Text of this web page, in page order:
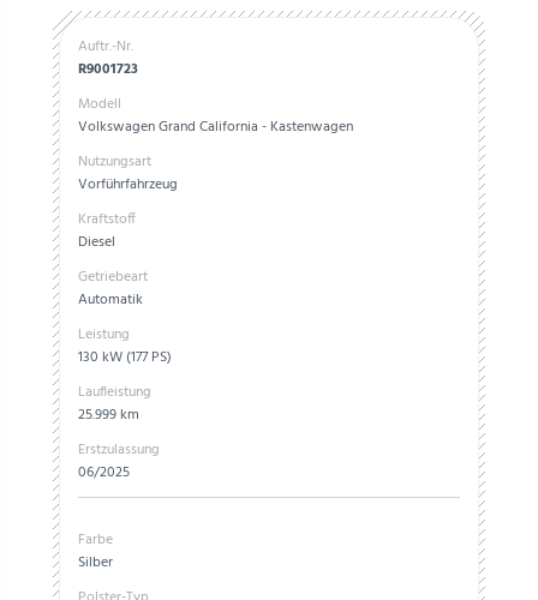
Auftr.-Nr.
R9001723
Modell
Volkswagen Grand California - Kastenwagen
Nutzungsart
Vorführfahrzeug
Kraftstoff
Diesel
Getriebeart
Automatik
Leistung
130 kW (177 PS)
Laufleistung
25.999 km
Erstzulassung
06/2025
Farbe
Silber